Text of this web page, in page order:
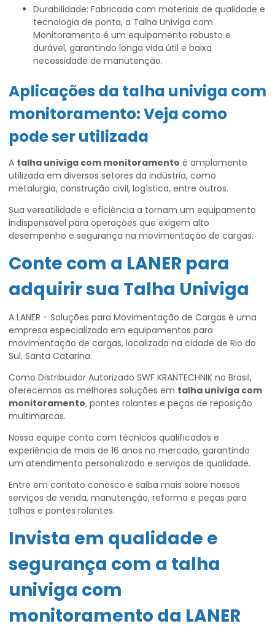
Durabilidade: Fabricada com materiais de qualidade e
tecnologia de ponta, a Talha Univiga com
Monitoramento é um equipamento robusto e
durável, garantindo longa vida útil e baixa
necessidade de manutenção.
Aplicações da talha univiga com
monitoramento: Veja como
pode ser utilizada
A talha univiga com monitoramento é amplamente
utilizada em diversos setores da indústria, como
metalurgia, construção civil, logística, entre outros.
Sua versatilidade e eficiência a tornam um equipamento
indispensável para operações que exigem alto
desempenho e segurança na movimentação de cargas.
Conte com a LANER para
adquirir sua Talha Univiga
A LANER - Soluções para Movimentação de Cargas é uma
empresa especializada em equipamentos para
movimentação de cargas, localizada na cidade de Rio do
Sul, Santa Catarina.
Como Distribuidor Autorizado SWF KRANTECHNIK no Brasil,
oferecemos as melhores soluções em talha univiga com
monitoramento, pontes rolantes e peças de reposição
multimarcas.
Nossa equipe conta com técnicos qualificados e
experiência de mais de 16 anos no mercado, garantindo
um atendimento personalizado e serviços de qualidade.
Entre em contato conosco e saiba mais sobre nossos
serviços de venda, manutenção, reforma e peças para
talhas e pontes rolantes.
Invista em qualidade e
segurança com a talha
univiga com
monitoramento da LANER